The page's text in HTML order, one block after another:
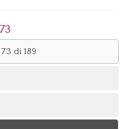
di 189